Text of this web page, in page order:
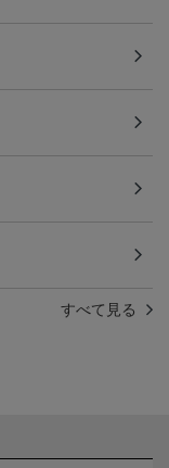
すべて見る